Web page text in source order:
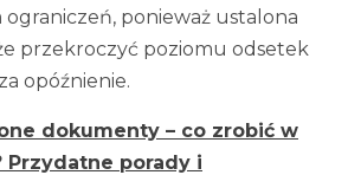
ponieważ ustalona
przekroczyć poziomu odsetek
opóźnienie.
dokumenty – co zrobić w
Przydatne porady i